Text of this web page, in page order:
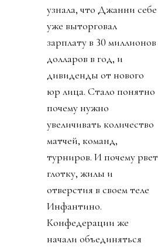
узнала, что Джанни себе
уже выторговал
зарплату в 30 миллионов
долларов в год, и
дивиденды от нового
юр лица. Стало понятно
почему нужно
увеличивать количество
матчей, команд,
турниров. И почему рвет
глотку, жилы и
отверстия в своем теле
Инфантино.
Конфедерации же
начали объединяться